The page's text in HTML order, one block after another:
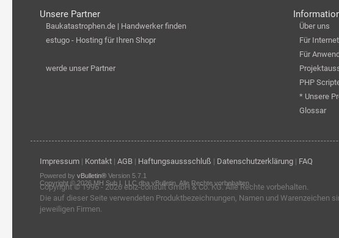
Unsere Partner
Baukatastrophen.de | Handwerker finden
estugo - Hosting für Ihren Shopr
werde unser Partner
Über uns
Für
Für
PHP
* Unsere
Glossar
Impressum| Kontakt| AGB| Haftungsaussschluß | Datenschutzerklärung| FAQ
Copyright © 1996 - 2026 ebiz-consult GmbH & Co. KG. Alle Rechte vorbehalten.
Die auf dieser Seite verwendeten Produktbezeichnungen, Namen und Warenzeichen
jeweiligen Firmen.
Powered by vBulletin®Version 5.7.1
Copyright © 2026 MH Sub I, LLC dba vBulletin. Alle Rechte vorbehalten.